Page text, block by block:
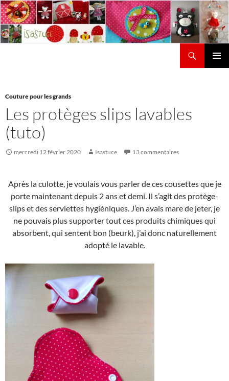
Aller
au
contenu
Couture pour les grands
Les protèges slips lavables
(tuto)
mercredi 12 février 2020 Isastuce 13 commentaires
Après la culotte, je voulais vous parler de ces cousettes que je
porte maintenant depuis 2 ans et demi. Il s’agit des protège-
slips et des serviettes hygiéniques. J’en avais mare de jeter, je
ne pouvais plus supporter tout ces produits chimiques qui
absorbent, qui sentent bon (beurk), j’ai donc naturellement
adopté le lavable.